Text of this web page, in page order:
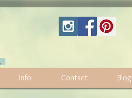
Info Contact Blog